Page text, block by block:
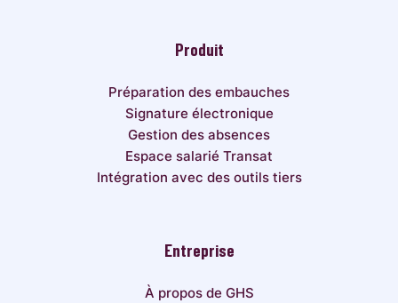
Produit
Préparation des embauches
Signature électronique
Gestion des absences
Espace salarié Transat
Intégration avec des outils tiers
Entreprise
À propos de GHS